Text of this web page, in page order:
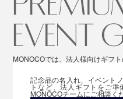
MONOCOでは、法人様向けギフ
記念品の名入れ、イベント
トなど、法人ギフトをご準
MONOCOチームにご相談く